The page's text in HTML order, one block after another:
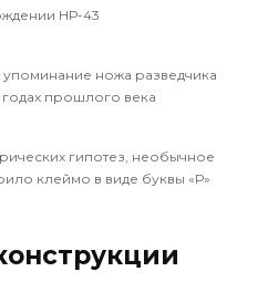
НР-43
ножа разведчика
прошлого века
гипотез, необычное
клеймо в виде буквы «Р»